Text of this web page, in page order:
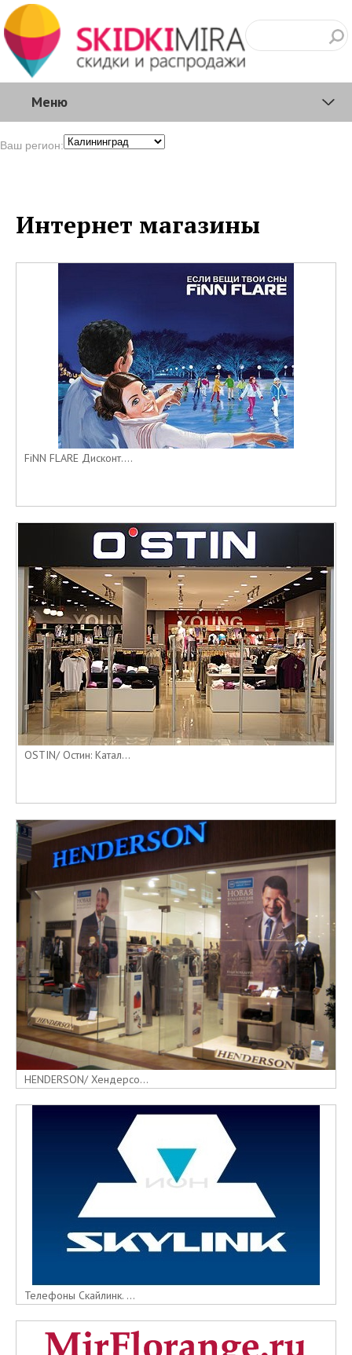
Меню
Ваш регион:
Интернет магазины
FiNN FLARE Дисконт....
OSTIN/ Остин: Катал...
HENDERSON/ Хендерсо...
Телефоны Скайлинк. ...